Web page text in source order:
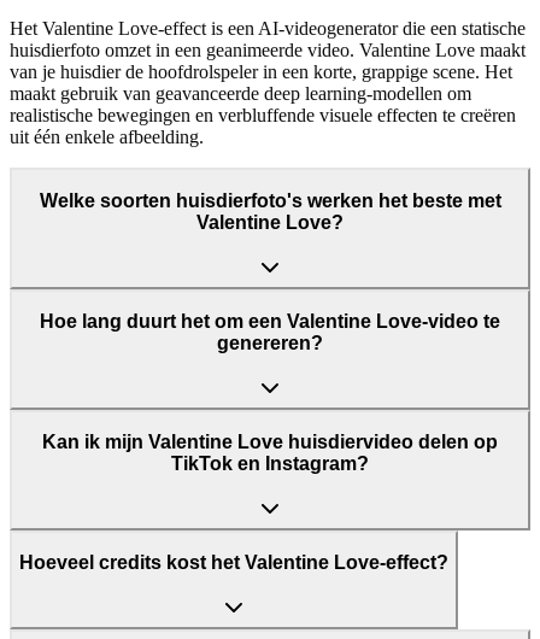
Het Valentine Love-effect is een AI-videogenerator die een statische
huisdierfoto omzet in een geanimeerde video. Valentine Love maakt
van je huisdier de hoofdrolspeler in een korte, grappige scene. Het
maakt gebruik van geavanceerde deep learning-modellen om
realistische bewegingen en verbluffende visuele effecten te creëren
uit één enkele afbeelding.
Welke soorten huisdierfoto's werken het beste met
Valentine Love?
Hoe lang duurt het om een Valentine Love-video te
genereren?
Kan ik mijn Valentine Love huisdiervideo delen op
TikTok en Instagram?
Hoeveel credits kost het Valentine Love-effect?